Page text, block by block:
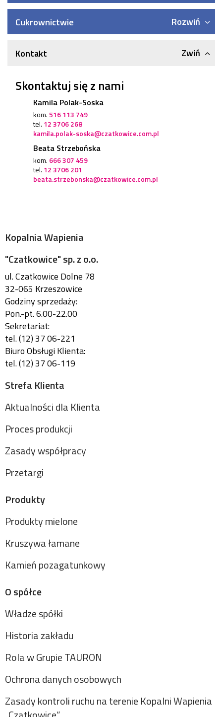
Cukrownictwie Rozwiń
Kontakt Zwiń
Skontaktuj się z nami
Kamila Polak-Soska
kom.516 113 749
tel. 12 3706 268
kamila.polak-soska@czatkowice.com.pl
Beata Strzebońska
kom. 666 307 459
tel. 12 3706 201
beata.strzebonska@czatkowice.com.pl
Kopalnia Wapienia
"Czatkowice" sp. z o.o.
ul. Czatkowice Dolne 78
32-065 Krzeszowice
Godziny sprzedaży:
Pon.-pt. 6.00-22.00
Sekretariat:
tel. (12) 37 06-221
Biuro Obsługi Klienta:
tel. (12) 37 06-119
Strefa Klienta
Aktualności dla Klienta
Proces produkcji
Zasady współpracy
Przetargi
Produkty
Produkty mielone
Kruszywa łamane
Kamień pozagatunkowy
O spółce
Władze spółki
Historia zakładu
Rola w Grupie TAURON
Ochrona danych osobowych
Zasady kontroli ruchu na terenie Kopalni Wapienia